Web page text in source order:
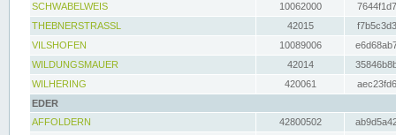
SCHWABELWEIS
10062000
THEBNERSTRASSL
42015
VILSHOFEN
10089006
WILDUNGSMAUER
42014
WILHERING
420061
EDER
AFFOLDERN
42800502